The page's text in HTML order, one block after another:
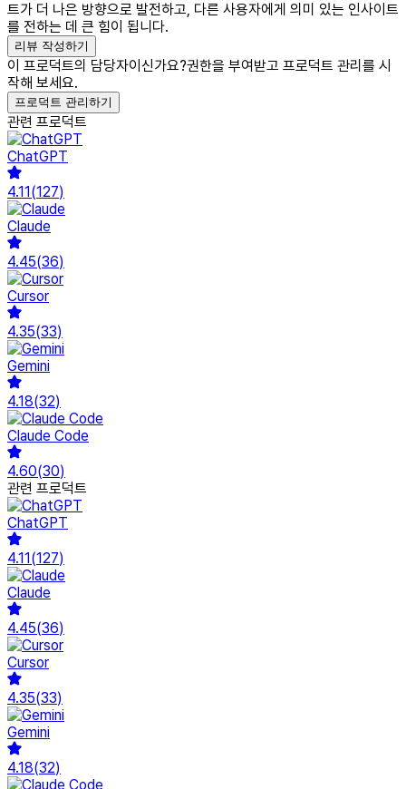
트가 더 나은 방향으로 발전하고, 다른 사용자에게 의미 있는 인사이트
를 전하는 데 큰 힘이 됩니다.
리뷰 작성하기
이 프로덕트의 담당자이신가요?권한을 부여받고 프로덕트 관리를 시
작해 보세요.
프로덕트 관리하기
관련 프로덕트
ChatGPT
4.11(127)
Claude
4.45(36)
Cursor
4.35(33)
Gemini
4.18(32)
Claude Code
4.60(30)
관련 프로덕트
ChatGPT
4.11(127)
Claude
4.45(36)
Cursor
4.35(33)
Gemini
4.18(32)